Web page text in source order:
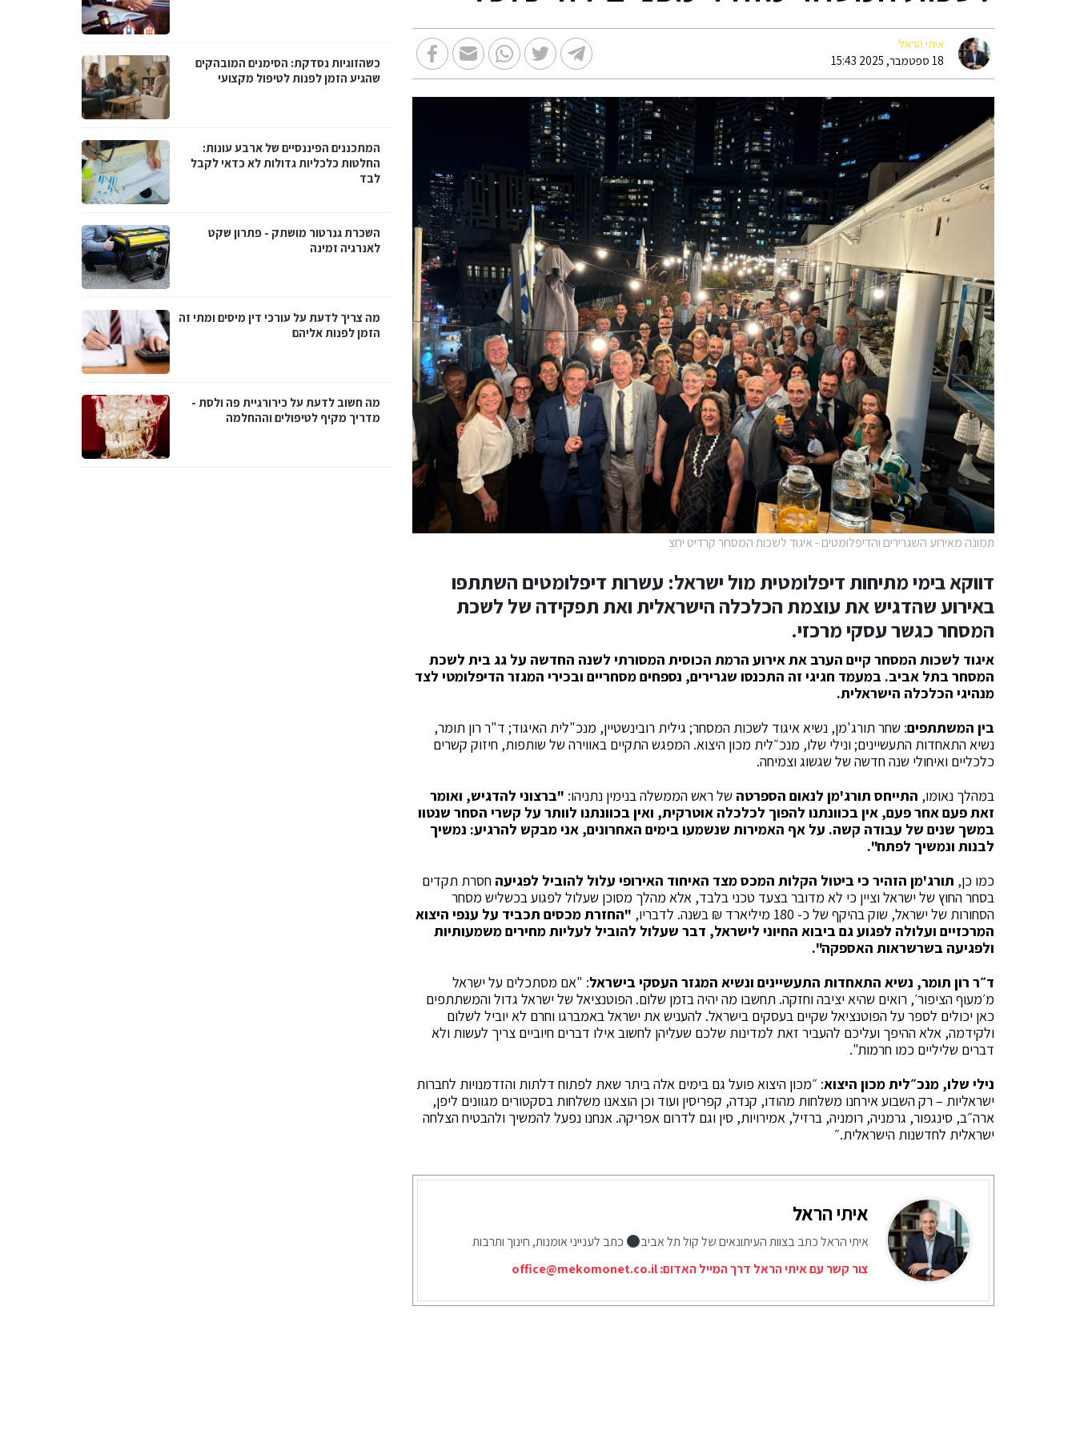
איתי הראל
18 ספטמבר, 2025 15:43
תמונה מאירוע השגרירים והדיפלומטים - איגוד לשכות המסחר קרדיט יחצ
דווקא בימי מתיחות דיפלומטית מול ישראל: עשרות דיפלומטים השתתפו
באירוע שהדגיש את עוצמת הכלכלה הישראלית ואת תפקידה של לשכת
המסחר כגשר עסקי מרכזי.
איגוד לשכות המסחר קיים הערב את אירוע הרמת הכוסית המסורתי לשנה החדשה על גג בית לשכת
המסחר בתל אביב. במעמד חגיגי זה התכנסו שגרירים, נספחים מסחריים ובכירי המגזר הדיפלומטי לצד
מנהיגי הכלכלה הישראלית.
בין המשתתפים: שחר תורג'מן, נשיא איגוד לשכות המסחר; גילית רובינשטיין, מנכ"לית האיגוד; ד"ר רון תומר,
נשיא התאחדות התעשיינים; ונילי שלו, מנכ״לית מכון היצוא. המפגש התקיים באווירה של שותפות, חיזוק קשרים
כלכליים ואיחולי שנה חדשה של שגשוג וצמיחה.
במהלך נאומו, התייחס תורג'מן לנאום הספרטה של ראש הממשלה בנימין נתניהו: "ברצוני להדגיש, ואומר
זאת פעם אחר פעם, אין בכוונתנו להפוך לכלכלה אוטרקית, ואין בכוונתנו לוותר על קשרי הסחר שנטוו
במשך שנים של עבודה קשה. על אף האמירות שנשמעו בימים האחרונים, אני מבקש להרגיע: נמשיך
לבנות ונמשיך לפתח".
כמו כן, תורג'מן הזהיר כי ביטול הקלות המכס מצד האיחוד האירופי עלול להוביל לפגיעה חסרת תקדים
בסחר החוץ של ישראל וציין כי לא מדובר בצעד טכני בלבד, אלא מהלך מסוכן שעלול לפגוע בכשליש מסחר
הסחורות של ישראל, שוק בהיקף של כ- 180 מיליארד ₪ בשנה. לדבריו,
"החזרת מכסים תכביד על ענפי היצוא
המרכזיים ועלולה לפגוע גם ביבוא החיוני לישראל, דבר שעלול להוביל לעליות מחירים משמעותיות
ולפגיעה בשרשראות האספקה".
ד״ר רון תומר, נשיא התאחדות התעשיינים ונשיא המגזר העסקי בישראל: "אם מסתכלים על ישראל
מ׳מעוף הציפור׳, רואים שהיא יציבה וחזקה. תחשבו מה יהיה בזמן שלום. הפוטנציאל של ישראל גדול והמשתתפים
כאן יכולים לספר על הפוטנציאל שקיים בעסקים בישראל. להעניש את ישראל באמברגו וחרם לא יוביל לשלום
ולקידמה, אלא ההיפך ועליכם להעביר זאת למדינות שלכם שעליהן לחשוב אילו דברים חיוביים צריך לעשות ולא
דברים שליליים כמו חרמות".
נילי שלו, מנכ״לית מכון היצוא: ״מכון היצוא פועל גם בימים אלה ביתר שאת לפתוח דלתות והזדמנויות לחברות
ישראליות – רק השבוע אירחנו משלחות מהודו, קנדה, קפריסין ועוד וכן הוצאנו משלחות בסקטורים מגוונים ליפן,
ארה״ב, סינגפור, גרמניה, רומניה, ברזיל, אמירויות, סין וגם לדרום אפריקה. אנחנו נפעל להמשיך ולהבטיח הצלחה
ישראלית לחדשנות הישראלית.״
איתי הראל
איתי הראל כתב בצוות העיתונאים של קול תל אביב
כתב לענייני אומנות, חינוך ותרבות
צור קשר עם איתי הראל דרך המייל האדום:office@mekomonet.co.il
כשהזוגיות נסדקת: הסימנים המובהקים
שהגיע הזמן לפנות לטיפול מקצועי
המתכננים הפיננסיים של ארבע עונות:
החלטות כלכליות גדולות לא כדאי לקבל
לבד
השכרת גנרטור מושתק - פתרון שקט
לאנרגיה זמינה
מה צריך לדעת על עורכי דין מיסים ומתי זה
הזמן לפנות אליהם
מה חשוב לדעת על כירורגיית פה ולסת -
מדריך מקיף לטיפולים וההחלמה